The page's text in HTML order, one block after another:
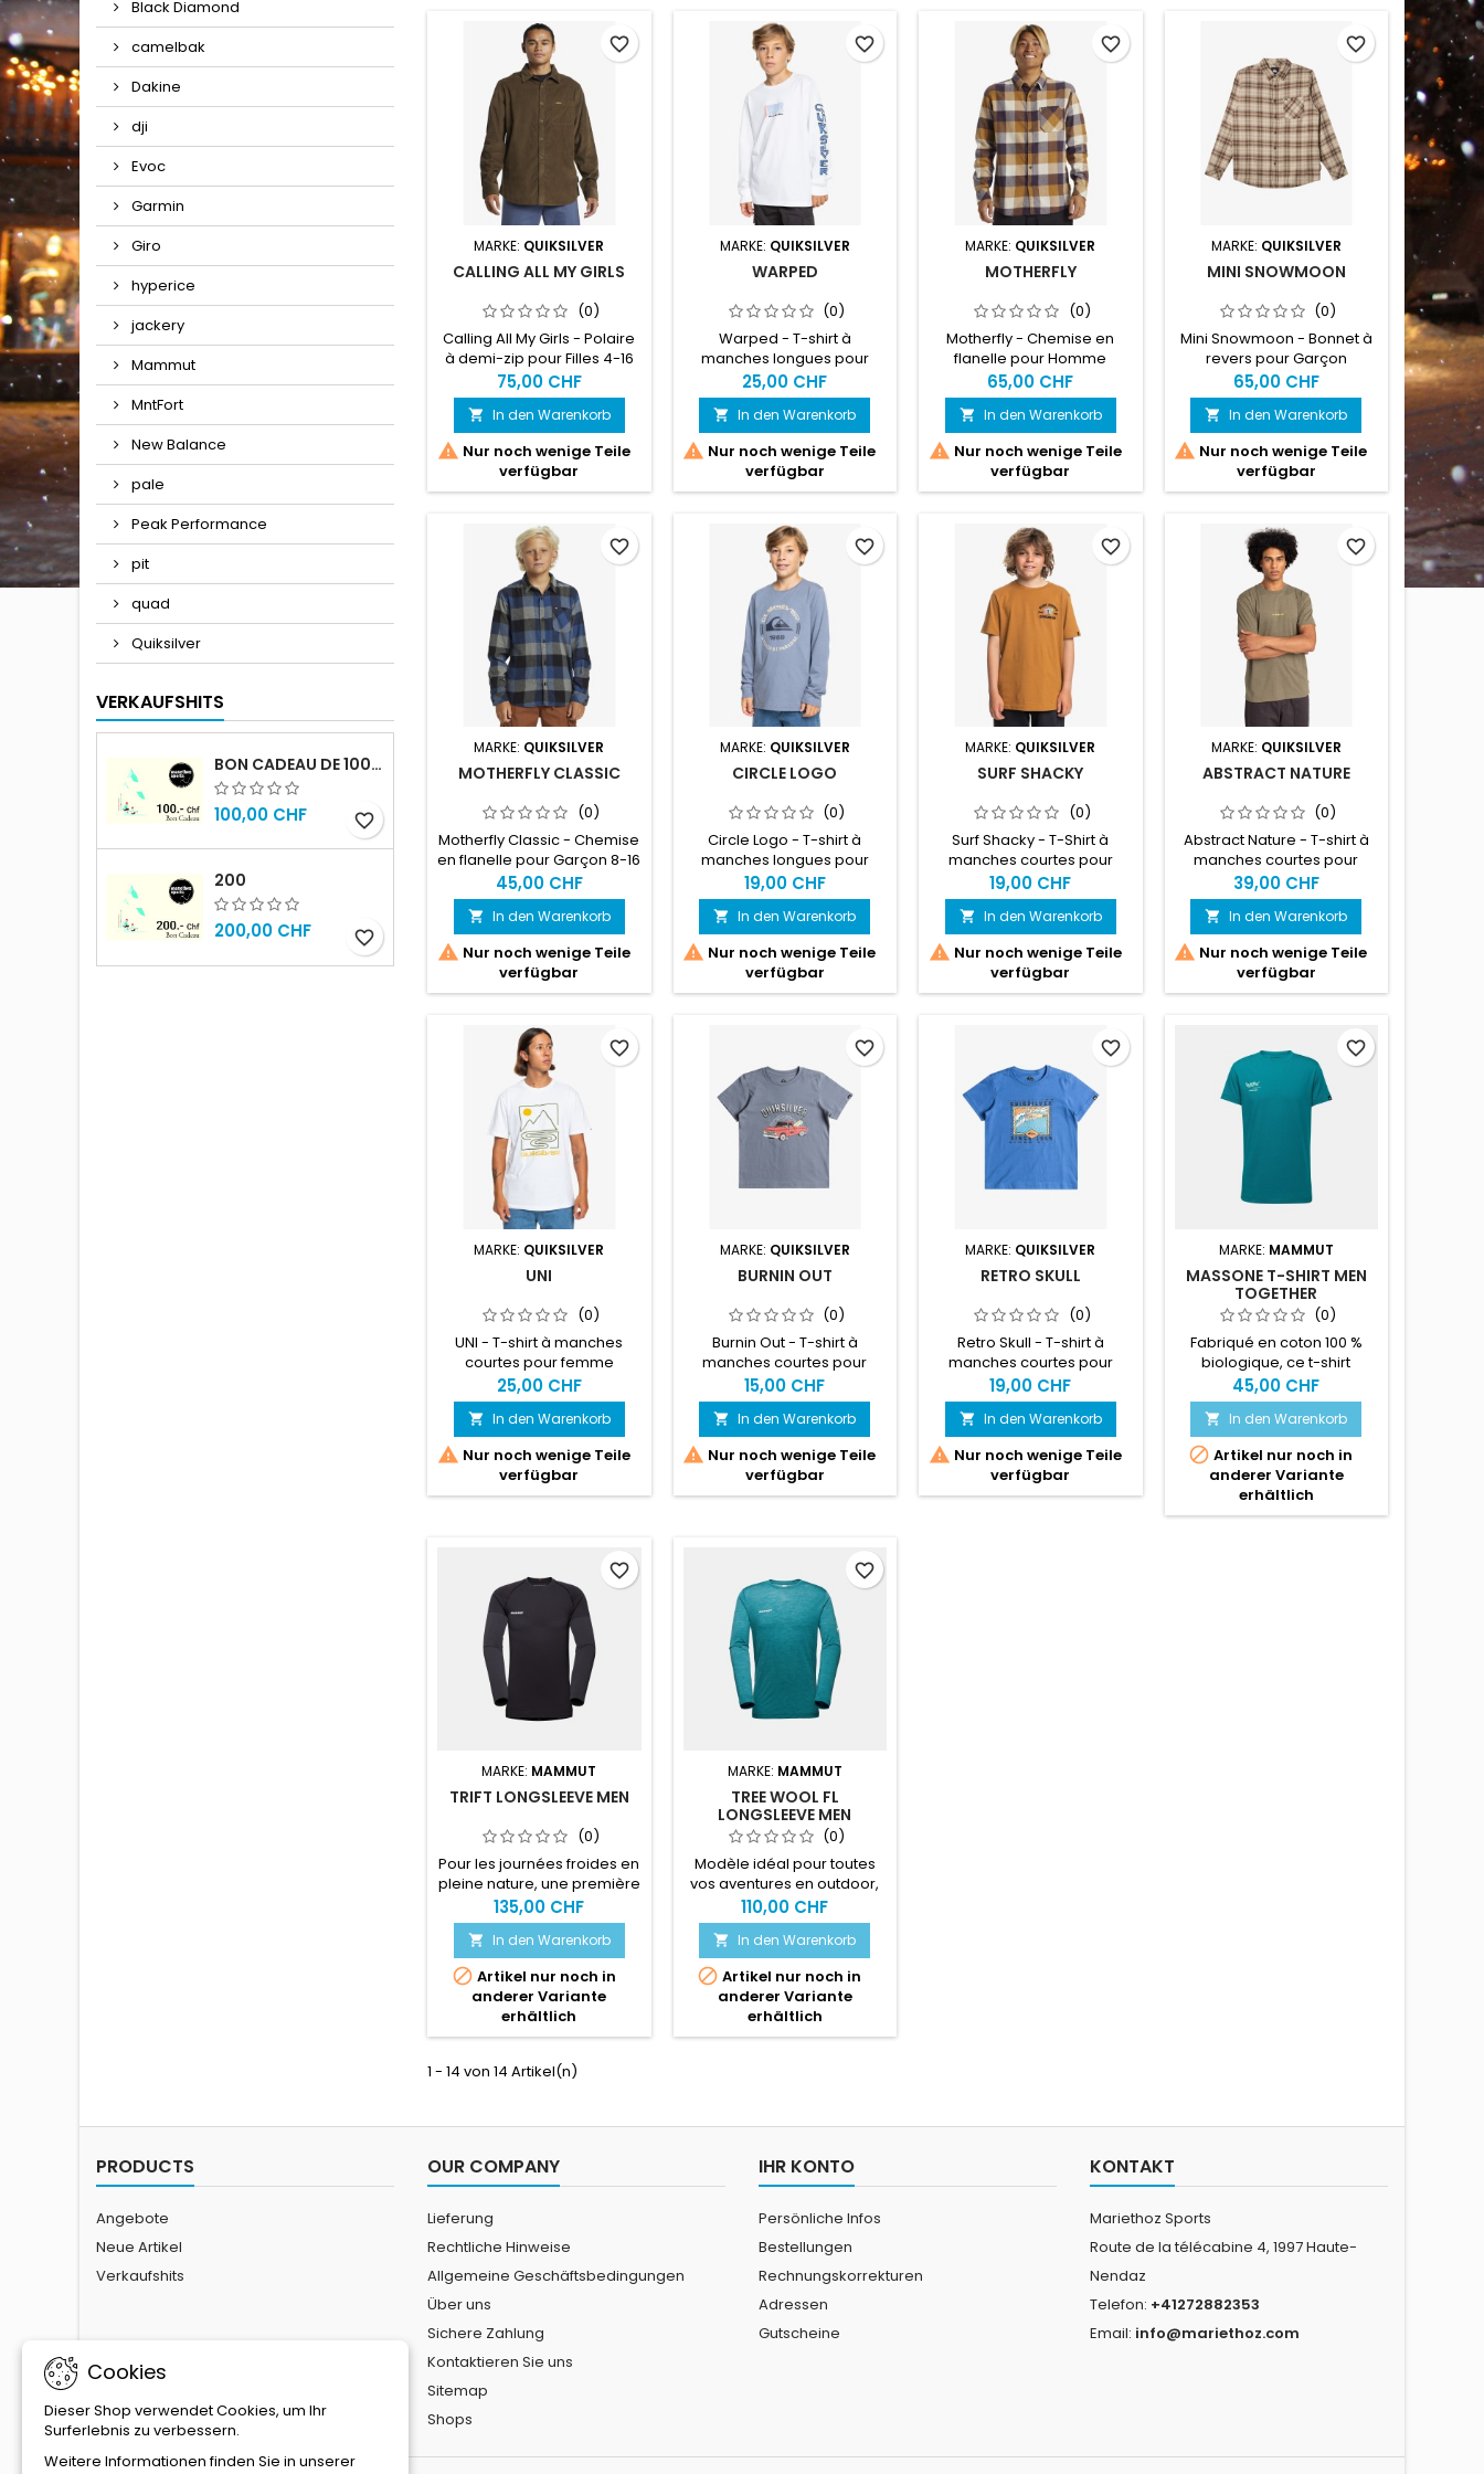
Black Diamond
camelbak
Dakine
dji
Evoc
Garmin
Giro
hyperice
jackery
Mammut
MntFort
New Balance
pale
Peak Performance
pit
quad
Quiksilver
VERKAUFSHITS
BON CADEAU DE 100.- CHF
100,00 CHF favorite_border
200
200,00 CHF favorite_border
MARKE: QUIKSILVER
CALLING ALL MY GIRLS
(0)
Calling All My Girls - Polaire
à demi-zip pour Filles 4-16
ans
75,00 CHF
 In den Warenkorb
 Nur noch wenige Teile
verfügbar
favorite_border
MARKE: QUIKSILVER
WARPED
(0)
Warped - T-shirt à
manches longues pour
Garçon 8-16
25,00 CHF
 In den Warenkorb
 Nur noch wenige Teile
verfügbar
favorite_border
MARKE: QUIKSILVER
MOTHERFLY
(0)
Motherfly - Chemise en
flanelle pour Homme
65,00 CHF
 In den Warenkorb
 Nur noch wenige Teile
verfügbar
favorite_border
MARKE: QUIKSILVER
MINI SNOWMOON
(0)
Mini Snowmoon - Bonnet à
revers pour Garçon
65,00 CHF
 In den Warenkorb
 Nur noch wenige Teile
verfügbar
favorite_border
MARKE: QUIKSILVER
MOTHERFLY CLASSIC
(0)
Motherfly Classic - Chemise
en flanelle pour Garçon 8-16
45,00 CHF
 In den Warenkorb
 Nur noch wenige Teile
verfügbar
favorite_border
MARKE: QUIKSILVER
CIRCLE LOGO
(0)
Circle Logo - T-shirt à
manches longues pour
Garçon 8-16
19,00 CHF
 In den Warenkorb
 Nur noch wenige Teile
verfügbar
favorite_border
MARKE: QUIKSILVER
SURF SHACKY
(0)
Surf Shacky - T-Shirt à
manches courtes pour
Garçon 8-16 ans
19,00 CHF
 In den Warenkorb
 Nur noch wenige Teile
verfügbar
favorite_border
MARKE: QUIKSILVER
ABSTRACT NATURE
(0)
Abstract Nature - T-shirt à
manches courtes pour
Homme
39,00 CHF
 In den Warenkorb
 Nur noch wenige Teile
verfügbar
favorite_border
MARKE: QUIKSILVER
UNI
(0)
UNI - T-shirt à manches
courtes pour femme
25,00 CHF
 In den Warenkorb
 Nur noch wenige Teile
verfügbar
favorite_border
MARKE: QUIKSILVER
BURNIN OUT
(0)
Burnin Out - T-shirt à
manches courtes pour
Garçons 2-7 ans
15,00 CHF
 In den Warenkorb
 Nur noch wenige Teile
verfügbar
favorite_border
MARKE: QUIKSILVER
RETRO SKULL
(0)
Retro Skull - T-shirt à
manches courtes pour
Garçons 2-7 ans
19,00 CHF
 In den Warenkorb
 Nur noch wenige Teile
verfügbar
favorite_border
MARKE: MAMMUT
MASSONE T-SHIRT MEN
TOGETHER
(0)
Fabriqué en coton 100 %
biologique, ce t-shirt
classique de poids moyen
au toucher doux est fidèle à
nos standards de qualité.
45,00 CHF
 In den Warenkorb
 Artikel nur noch in
anderer Variante
erhältlich
favorite_border
MARKE: MAMMUT
TRIFT LONGSLEEVE MEN
(0)
Pour les journées froides en
pleine nature, une première
couche chaude et
thermorégulatrice est
primordiale.
135,00 CHF
 In den Warenkorb
 Artikel nur noch in
anderer Variante
erhältlich
favorite_border
MARKE: MAMMUT
TREE WOOL FL
LONGSLEEVE MEN
(0)
Modèle idéal pour toutes
vos aventures en outdoor,
le t-shirt Tree Wool est à la
fois polyvalent et ultra-
performant.
110,00 CHF
 In den Warenkorb
 Artikel nur noch in
anderer Variante
erhältlich
favorite_border
1 - 14 von 14 Artikel(n)
PRODUCTS
Angebote
Neue Artikel
Verkaufshits
OUR COMPANY
Lieferung
Rechtliche Hinweise
Allgemeine Geschäftsbedingungen
Über uns
Sichere Zahlung
Kontaktieren Sie uns
Sitemap
Shops
IHR KONTO
Persönliche Infos
Bestellungen
Rechnungskorrekturen
Adressen
Gutscheine
KONTAKT
Mariethoz Sports
Route de la télécabine 4, 1997 Haute-
Nendaz
Telefon: +41272882353
Email: info@mariethoz.com
Cookies
Dieser Shop verwendet Cookies, um Ihr
Surferlebnis zu verbessern.
Weitere Informationen finden Sie in unserer